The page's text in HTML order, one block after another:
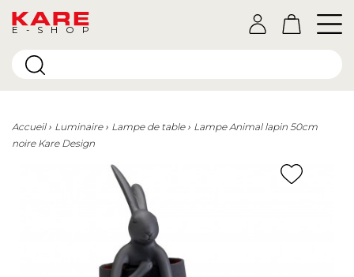
E-SHOP
Accueil Luminaire Lampe de table
Lampe Animal lapin 50cm
noire Kare Design